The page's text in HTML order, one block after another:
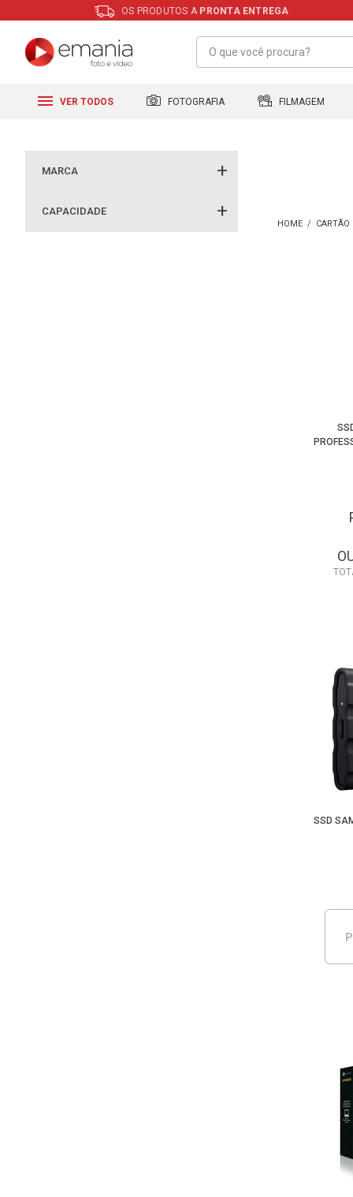
OS PRODUTOS A PRONTA ENTREGA
VER TODOS FOTOGRAFIA FILMAGEM
MARCA
CAPACIDADE
CARTÃO
SSD